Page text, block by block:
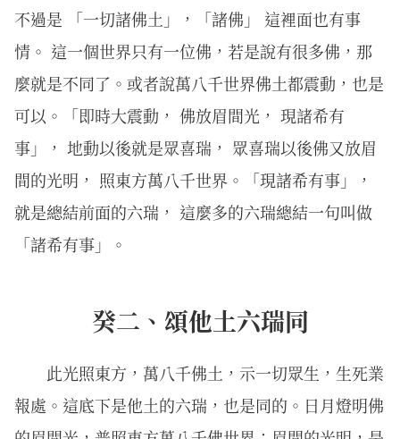
不過是 「一切諸佛土」，「諸佛」 這裡面也有事
情。 這一個世界只有一位佛，若是說有很多佛，那
麼就是不同了。或者說萬八千世界佛土都震動，也是
可以。「即時大震動， 佛放眉間光， 現諸希有
事」， 地動以後就是眾喜瑞， 眾喜瑞以後佛又放眉
間的光明， 照東方萬八千世界。「現諸希有事」，
就是總結前面的六瑞， 這麼多的六瑞總結一句叫做
「諸希有事」。
癸二、頌他土六瑞同
此光照東方，萬八千佛土，示一切眾生，生死業
報處。這底下是他土的六瑞，也是同的。日月燈明佛